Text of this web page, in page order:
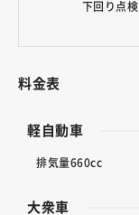
下回り点検
料金表
軽自動車
排気量660cc
大衆車